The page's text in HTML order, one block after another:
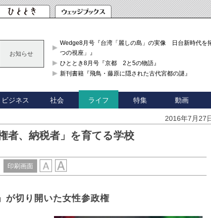
お知らせ
Wedge8月号『台湾「麗しの島」の実像 日台新時代を
つの視座」』
ひととき8月号『京都 2と5の物語』
新刊書籍『飛鳥・藤原に隠された古代宮都の謎』
ビジネス 社会 ライフ 特集 動画
2016年7月27
者、納税者」を育てる学校
印刷画面
が切り開いた女性参政権